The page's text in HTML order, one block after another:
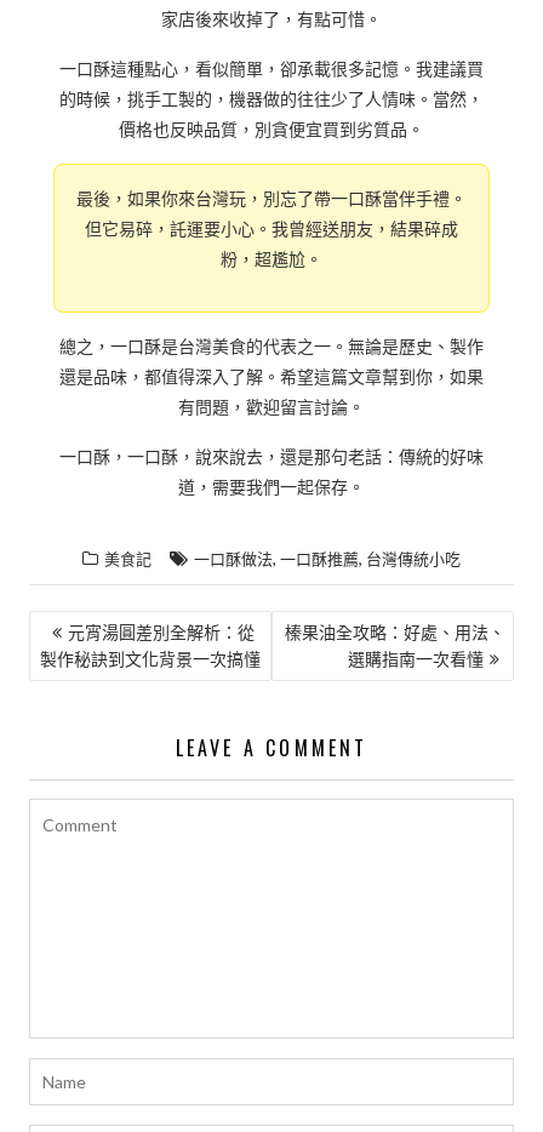
家店後來收掉了，有點可惜。
一口酥這種點心，看似簡單，卻承載很多記憶。我建議買
的時候，挑手工製的，機器做的往往少了人情味。當然，
價格也反映品質，別貪便宜買到劣質品。
最後，如果你來台灣玩，別忘了帶一口酥當伴手禮。
但它易碎，託運要小心。我曾經送朋友，結果碎成
粉，超尷尬。
總之，一口酥是台灣美食的代表之一。無論是歷史、製作
還是品味，都值得深入了解。希望這篇文章幫到你，如果
有問題，歡迎留言討論。
一口酥，一口酥，說來說去，還是那句老話：傳統的好味
道，需要我們一起保存。
美食記 一口酥做法, 一口酥推薦, 台灣傳統小吃
文
章
元宵湯圓差別全解析：從
製作秘訣到文化背景一次搞懂
榛果油全攻略：好處、用法、
選購指南一次看懂
LEAVE A COMMENT